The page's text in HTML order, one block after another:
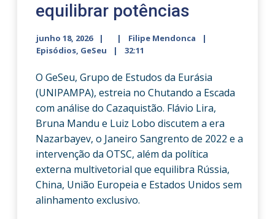
equilibrar potências
junho 18, 2026
Filipe Mendonca
Episódios, GeSeu 32:11
O GeSeu, Grupo de Estudos da Eurásia
(UNIPAMPA), estreia no Chutando a Escada
com análise do Cazaquistão. Flávio Lira,
Bruna Mandu e Luiz Lobo discutem a era
Nazarbayev, o Janeiro Sangrento de 2022 e a
intervenção da OTSC, além da política
externa multivetorial que equilibra Rússia,
China, União Europeia e Estados Unidos sem
alinhamento exclusivo.